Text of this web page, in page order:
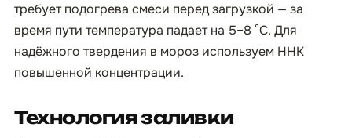
требует подогрева смеси перед загрузкой — за
время пути температура падает на 5–8 °C. Для
надёжного твердения в мороз используем ННК
повышенной концентрации.
Технология заливки